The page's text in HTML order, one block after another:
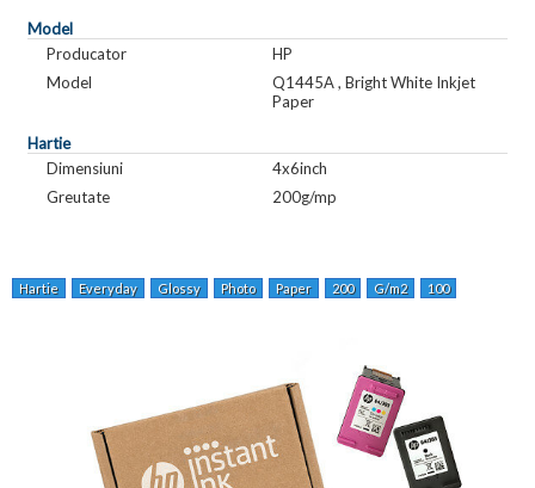
Model
Producator
HP
Model
Q1445A , Bright White Inkjet
Paper
Hartie
Dimensiuni
4x6inch
Greutate
200g/mp
Hartie Everyday Glossy Photo Paper 200 G/m2 100